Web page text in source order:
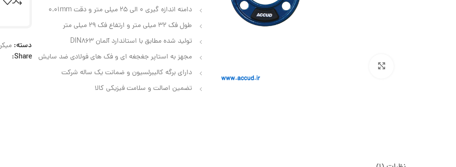
دامنه اندازه گیری 0 الی 25 میلی متر و دقت 0.01mm
طول فک 32 میلی متر و ارتفاع فک 29 میلی متر
تولید شده مطابق با استاندارد آلمان DIN863
مجهز به استاپر جغجغه ای و فک های فولادی ضد سایش
دارای برگه کالیبرلسیون و ضمانت یک ساله شرکت
تضمین اصالت و سلامت فیزیکی کالا
دسته:
Share: